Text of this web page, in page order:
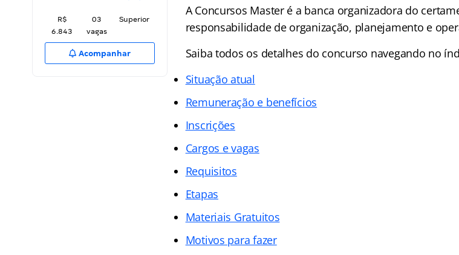
R$
6.843
03
vagas
Superior
Acompanhar
A Concursos Master é a banca organizadora do
responsabilidade de organização, planejamento e
Saiba todos os detalhes do concurso navegando no
Situação atual
Remuneração e benefícios
Inscrições
Cargos e vagas
Requisitos
Etapas
Materiais Gratuitos
Motivos para fazer